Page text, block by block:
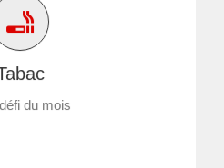
du mois